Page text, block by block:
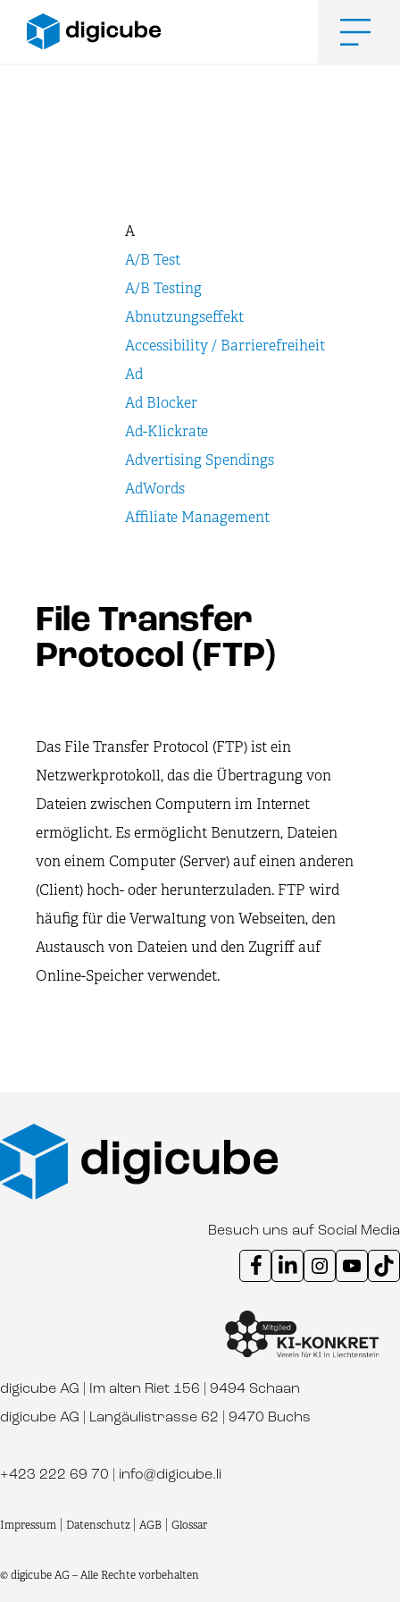
Inhalt
File Transfer
Protocol (FTP)
Das File Transfer Protocol (FTP) ist ein
Netzwerkprotokoll, das die Übertragung von
Dateien zwischen Computern im Internet
ermöglicht. Es ermöglicht Benutzern, Dateien
von einem Computer (Server) auf einen anderen
(Client) hoch- oder herunterzuladen. FTP wird
häufig für die Verwaltung von Webseiten, den
Austausch von Dateien und den Zugriff auf
Online-Speicher verwendet.
A
A/B Test
A/B Testing
Abnutzungseffekt
Accessibility / Barrierefreiheit
Ad
Ad Blocker
Ad-Klickrate
Advertising Spendings
AdWords
Affiliate Management
Besuch uns auf Social Media
Instagram Kanal digicube
Youtube Kanal
digicube AG | Im alten Riet 156 | 9494 Schaan
digicube AG | Langäulistrasse 62 | 9470 Buchs
+423 222 69 70 info@digicube.li
Impressum Datenschutz AGB Glossar
© digicube AG – Alle Rechte vorbehalten